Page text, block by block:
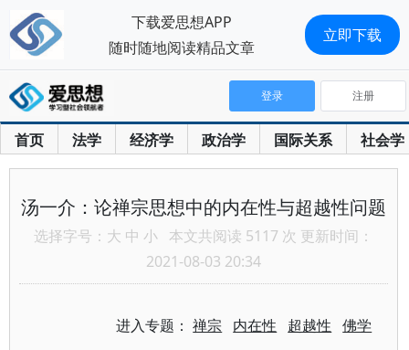
首页 法学 经济学 政治学 国际关系 社会学
登录 注册
汤一介：论禅宗思想中的内在性与超越性问题
选择字号： 大 中 小 本文共阅读 5117 次 更新时间：
2021-08-03 20:34
进入专题：禅宗 内在性 超越性 佛学
下载爱思想APP
随时随地阅读精品文章
立即下载